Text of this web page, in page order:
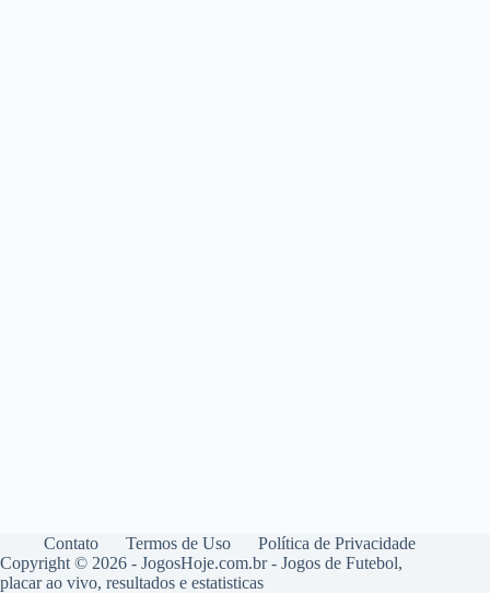
Contato Termos de Uso
Política de Privacidade
Copyright © 2026 - JogosHoje.com.br - Jogos de Futebol,
placar ao vivo, resultados e estatisticas